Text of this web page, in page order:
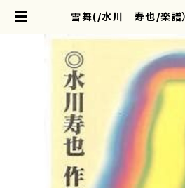
雪舞(/水川 寿也/楽譜